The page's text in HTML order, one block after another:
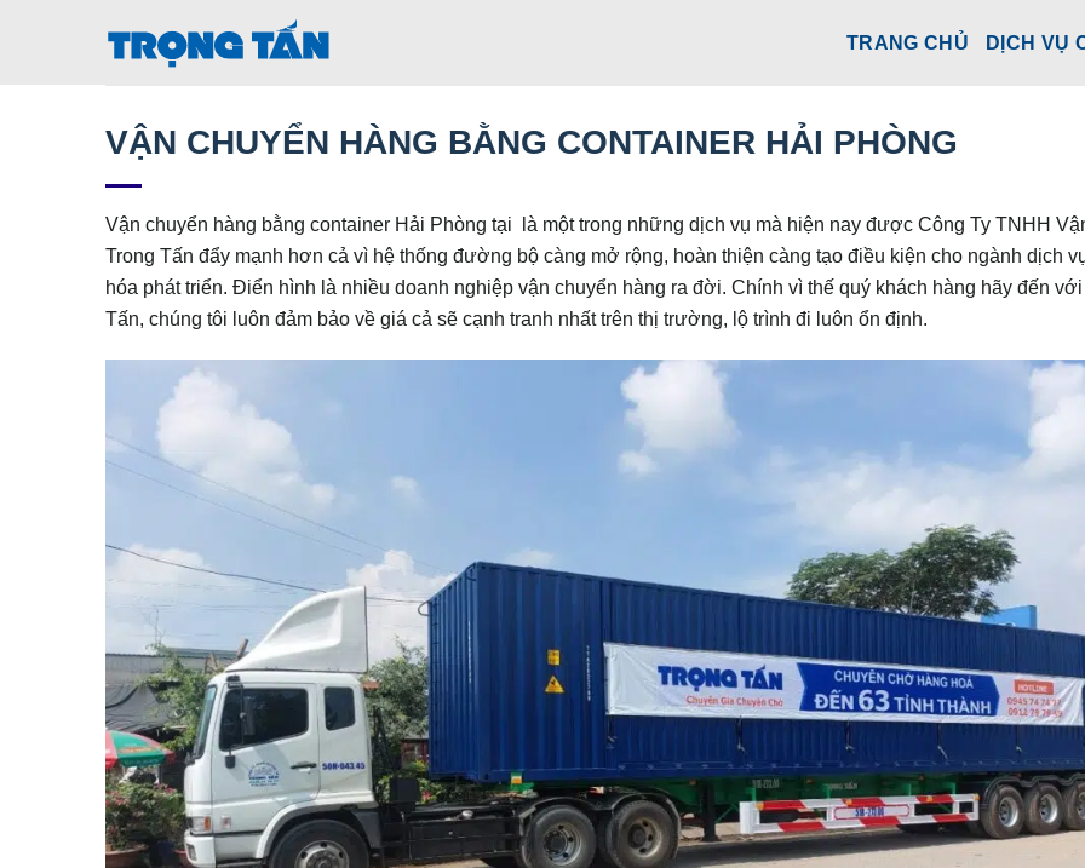
TRANG CHỦ DỊCH VỤ
VẬN CHUYỂN HÀNG BẰNG CONTAINER HẢI PHÒNG
Vận chuyển hàng bằng container Hải Phòng tại là một trong những dịch vụ mà hiện nay được Công Ty TNHH
Trong Tấn đẩy mạnh hơn cả vì hệ thống đường bộ càng mở rộng, hoàn thiện càng tạo điều kiện cho ngành dịch
hóa phát triển. Điển hình là nhiều doanh nghiệp vận chuyển hàng ra đời. Chính vì thế quý khách hàng hãy đến với
Tấn, chúng tôi luôn đảm bảo về giá cả sẽ cạnh tranh nhất trên thị trường, lộ trình đi luôn ổn định.